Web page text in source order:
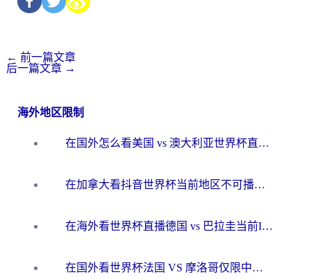
← 前一篇文章
后一篇文章 →
海外地区限制
在国外怎么看美国 vs 澳大利亚世界杯直播？海外党必藏的中文解说观赛指南
在加拿大看抖音世界杯当前地区不可播放？海外党体育观赛终极指南
在海外看世界杯直播德国 vs 巴拉圭当前IP受限制？这篇指南帮你轻松解决地区限制
在国外看世界杯法国 VS 摩洛哥仅限中国大陆？别让地域限制拦下你的欢呼